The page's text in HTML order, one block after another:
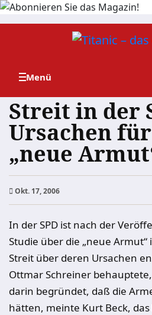
Zum
Streit in der
Ursachen
„neue
Okt. 17, 2006
In der SPD ist nach der
Studie über die „neue
Streit über deren Ursachen
Ottmar Schreiner
darin begründet, daß die
hätten, meinte Kurt Beck,